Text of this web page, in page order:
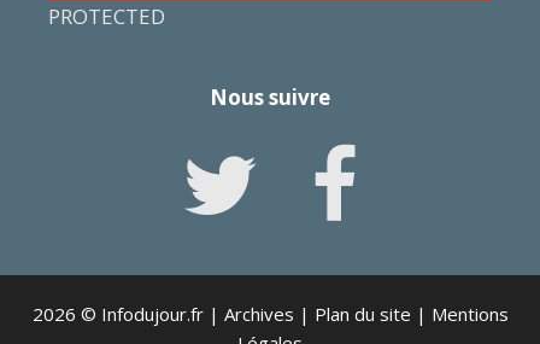
PROTECTED
Nous suivre
2026 © Infodujour.fr | Archives | Plan du site | Mentions